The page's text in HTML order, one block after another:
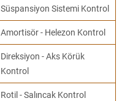
Süspansiyon Sistemi Kontrol
Amortisör - Helezon Kontrol
Direksiyon - Aks Körük
Kontrol
Rotil - Salıncak Kontrol